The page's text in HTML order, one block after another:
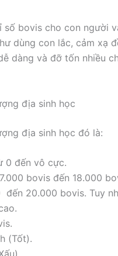
bovis cho con người
dùng con lắc, cảm xạ
dàng và đỡ tốn nhiều
địa sinh học
địa sinh học đó là:
0 đến vô cực.
bovis đến 18.000
20.000 bovis. Tuy
(Tốt).